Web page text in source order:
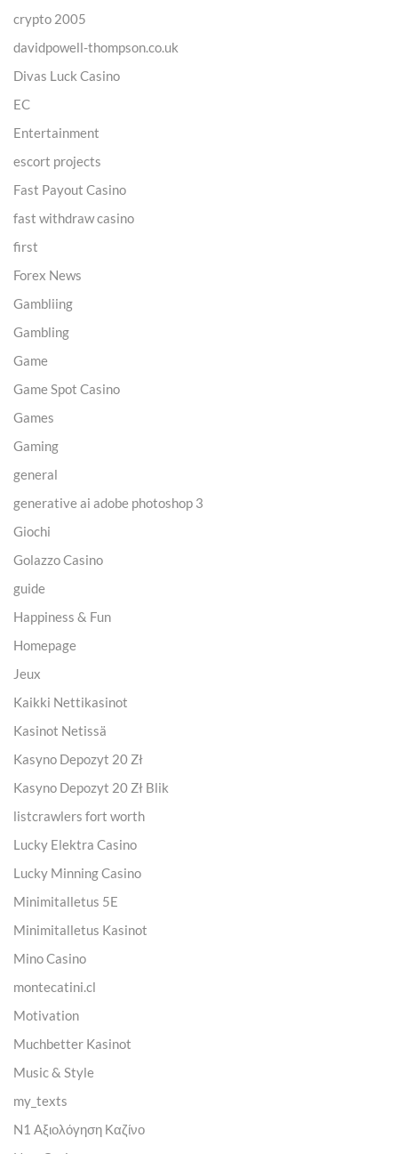
crypto 2005
davidpowell-thompson.co.uk
Divas Luck Casino
EC
Entertainment
escort projects
Fast Payout Casino
fast withdraw casino
first
Forex News
Gambliing
Gambling
Game
Game Spot Casino
Games
Gaming
general
generative ai adobe photoshop 3
Giochi
Golazzo Casino
guide
Happiness & Fun
Homepage
Jeux
Kaikki Nettikasinot
Kasinot Netissä
Kasyno Depozyt 20 Zł
Kasyno Depozyt 20 Zł Blik
listcrawlers fort worth
Lucky Elektra Casino
Lucky Minning Casino
Minimitalletus 5E
Minimitalletus Kasinot
Mino Casino
montecatini.cl
Motivation
Muchbetter Kasinot
Music & Style
my_texts
N1 Αξιολόγηση Καζίνο